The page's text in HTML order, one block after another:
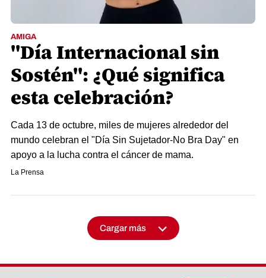
AMIGA
"Día Internacional sin
Sostén": ¿Qué significa
esta celebración?
Cada 13 de octubre, miles de mujeres alrededor del
mundo celebran el "Día Sin Sujetador-No Bra Day" en
apoyo a la lucha contra el cáncer de mama.
La Prensa
Cargar más